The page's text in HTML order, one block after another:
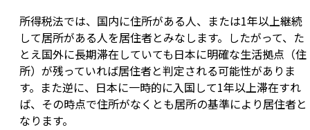
所得税法では、国内に住所がある人、または1年以上継続
して居所がある人を居住者とみなします。したがって、た
とえ国外に長期滞在していても日本に明確な生活拠点（住
所）が残っていれば居住者と判定される可能性がありま
す。また逆に、日本に一時的に入国して1年以上滞在すれ
ば、その時点で住所がなくとも居所の基準により居住者と
なります。